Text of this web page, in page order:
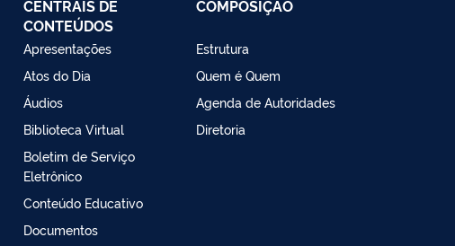
CENTRAIS DE
CONTEÚDOS
Apresentações
Atos do Dia
Áudios
Biblioteca Virtual
Boletim de Serviço
Eletrônico
Conteúdo Educativo
Documentos
COMPOSIÇÃO
Estrutura
Quem é Quem
Agenda de Autoridades
Diretoria